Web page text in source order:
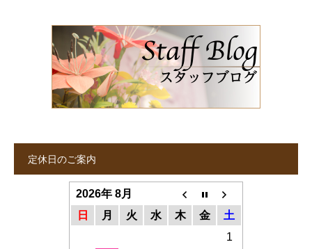
定休日のご案内
2026年 8月
日
月 火 水 木 金
土
1